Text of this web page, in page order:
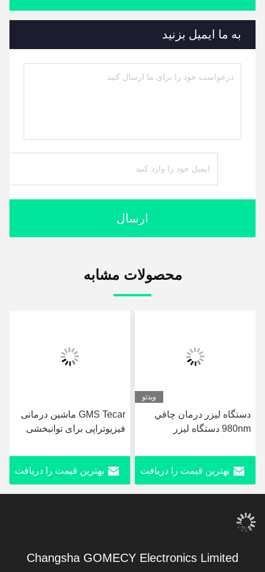
به ما ایمیل بزنید
ارسال
محصولات مشابه
ویدئو
دستگاه ليزر درمان چاقي
980nm دستگاه ليزر
بهترین قیمت را دریافت
GMS Tecar ماشین درمانی
فیزیوتراپی برای توانبخشی
بهترین قیمت را دریافت
Changsha GOMECY Electronics Limited